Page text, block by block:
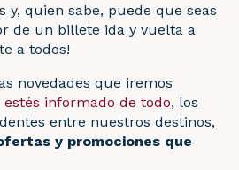
y, quien sabe, puede que seas
de un billete ida y vuelta a
a todos!
novedades que iremos
estés informado de todo, los
entre nuestros destinos,
y promociones que